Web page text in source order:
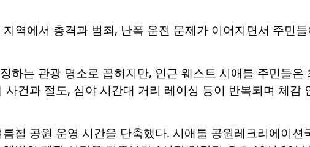
역에서 총격과 범죄, 난폭 운전 문제가 이어지면서 주민
하는 관광 명소로 꼽히지만, 인근 웨스트 시애틀 주민들은
건과 절도, 심야 시간대 거리 레이싱 등이 반복되며 체감
철 공원 운영 시간을 단축했다. 시애틀 공원레크리에이션